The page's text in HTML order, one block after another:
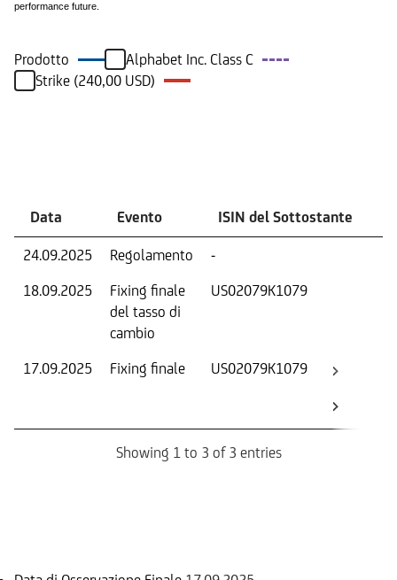
performance future.
Prodotto
Alphabet Inc. Class C
Strike (240,00 USD)
Data Evento ISIN del Sottostante
24.09.2025 Regolamento -
18.09.2025
Fixing finale
del tasso di
cambio
US02079K1079
17.09.2025 Fixing finale US02079K1079
Showing 1 to 3 of 3 entries